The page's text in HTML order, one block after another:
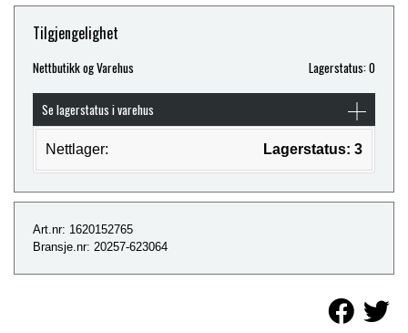
Tilgjengelighet
Nettbutikk og Varehus Lagerstatus: 0
Se lagerstatus i varehus
Nettlager: Lagerstatus: 3
Art.nr: 1620152765
Bransje.nr: 20257-623064